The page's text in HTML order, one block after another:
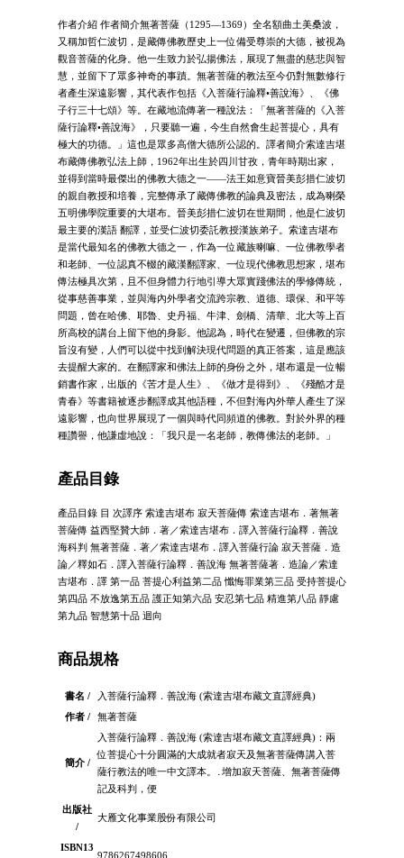
作者介紹 作者簡介無著菩薩（1295—1369）全名額曲土美桑波，
又稱加哲仁波切，是藏傳佛教歷史上一位備受尊崇的大德，被視為
觀音菩薩的化身。他一生致力於弘揚佛法，展現了無盡的慈悲與智
慧，並留下了眾多神奇的事蹟。無著菩薩的教法至今仍對無數修行
者產生深遠影響，其代表作包括《入菩薩行論釋•善說海》、《佛
子行三十七頌》等。在藏地流傳著一種說法：「無著菩薩的《入菩
薩行論釋•善說海》，只要聽一遍，今生自然會生起菩提心，具有
極大的功德。」這也是眾多高僧大德所公認的。譯者簡介索達吉堪
布藏傳佛教弘法上師，1962年出生於四川甘孜，青年時期出家，
並得到當時最傑出的佛教大德之一——法王如意寶晉美彭措仁波切
的親自教授和培養，完整傳承了藏傳佛教的論典及密法，成為喇榮
五明佛學院重要的大堪布。晉美彭措仁波切在世期間，他是仁波切
最主要的漢語 翻譯，並受仁波切委託教授漢族弟子。索達吉堪布
是當代最知名的佛教大德之一，作為一位藏族喇嘛、一位佛教學者
和老師、一位認真不輟的藏漢翻譯家、一位現代佛教思想家，堪布
傳法極具次第，且不但身體力行地引導大眾實踐佛法的學修傳統，
從事慈善事業，並與海內外學者交流跨宗教、道德、環保、和平等
問題，曾在哈佛、耶魯、史丹福、牛津、劍橋、清華、北大等上百
所高校的講台上留下他的身影。他認為，時代在變遷，但佛教的宗
旨沒有變，人們可以從中找到解決現代問題的真正答案，這是應該
去提醒大家的。在翻譯家和佛法上師的身份之外，堪布還是一位暢
銷書作家，出版的《苦才是人生》、《做才是得到》、《殘酷才是
青春》等書籍被逐步翻譯成其他語種，不但對海內外華人產生了深
遠影響，也向世界展現了一個與時代同頻道的佛教。對於外界的種
種讚譽，他謙虛地說：「我只是一名老師，教傳佛法的老師。」
產品目錄
產品目錄 目 次譯序 索達吉堪布 寂天菩薩傳 索達吉堪布．著無著
菩薩傳 益西堅贊大師．著／索達吉堪布．譯入菩薩行論釋．善說
海科判 無著菩薩．著／索達吉堪布．譯入菩薩行論 寂天菩薩．造
論／釋如石．譯入菩薩行論釋．善說海 無著菩薩著．造論／索達
吉堪布．譯 第一品 菩提心利益第二品 懺悔罪業第三品 受持菩提心
第四品 不放逸第五品 護正知第六品 安忍第七品 精進第八品 靜慮
第九品 智慧第十品 迴向
商品規格
書名 /
入菩薩行論釋．善說海 (索達吉堪布藏文直譯經典)
作者 /
無著菩薩
簡介 /
入菩薩行論釋．善說海 (索達吉堪布藏文直譯經典)：兩
位菩提心十分圓滿的大成就者寂天及無著菩薩傳講入菩
薩行教法的唯一中文譯本。․增加寂天菩薩、無著菩薩傳
記及科判，便
出版社
/
大雁文化事業股份有限公司
ISBN13
9786267498606